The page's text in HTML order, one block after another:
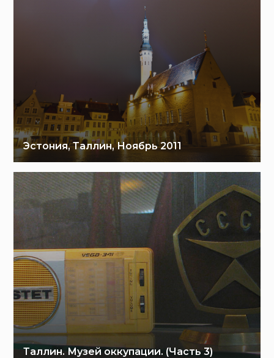
Эстония, Таллин, Ноябрь 2011
Таллин. Музей оккупации. (Часть 3)